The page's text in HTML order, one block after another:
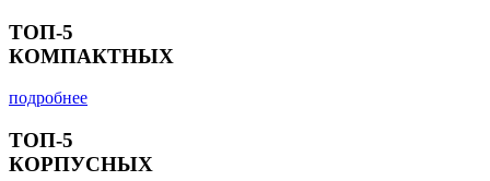
ТОП-5
КОМПАКТНЫХ
подробнее
ТОП-5
КОРПУСНЫХ